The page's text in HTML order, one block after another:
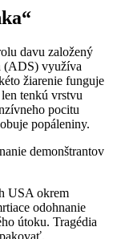
davu založený
(ADS) využíva
žiarenie funguje
tenkú vrstvu
pocitu
popáleniny.
demonštrantov
USA okrem
odohnanie
útoku. Tragédia